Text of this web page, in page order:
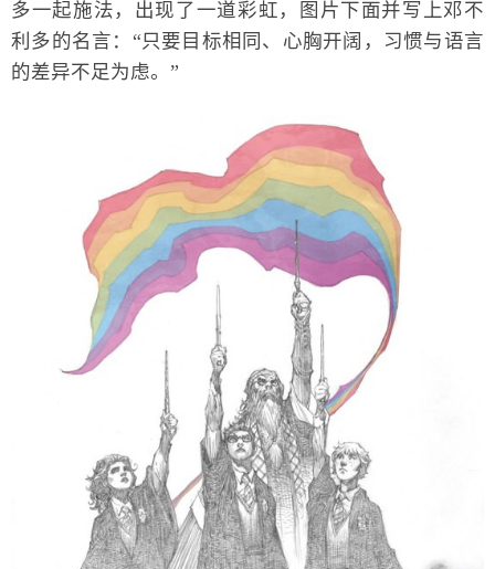
多一起施法，出现了一道彩虹，图片下面并写上邓不
利多的名言：“只要目标相同、心胸开阔，习惯与语言
的差异不足为虑。”